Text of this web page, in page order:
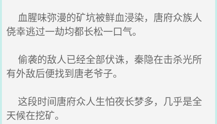
血腥味弥漫的矿坑被鲜血浸染，唐府众族人
侥幸逃过一劫均都长松一口气。
偷袭的敌人已经全部伏诛，秦隐在击杀光所
有外敌后便找到唐老爷子。
这段时间唐府众人生怕夜长梦多，几乎是全
天候在挖矿。